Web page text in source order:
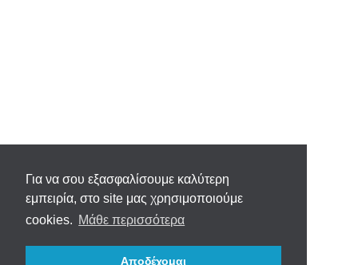
Για να σου εξασφαλίσουμε καλύτερη
εμπειρία, στο site μας χρησιμοποιούμε
cookies. Μάθε περισσότερα
Αποδέχομαι